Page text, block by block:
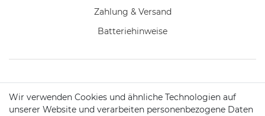
Zahlung & Versand
Batteriehinweise
KONTAKT
Wir verwenden Cookies und ähnliche Technologien auf
unserer Website und verarbeiten personenbezogene Daten